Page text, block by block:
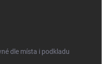
dle místa i podkladu